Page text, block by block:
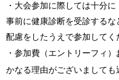
・大会参加に際しては十分に
事前に健康診断を受診するな
配慮をしたうえで参加してく
・参加費（エントリーフィ
かなる理由がございましても